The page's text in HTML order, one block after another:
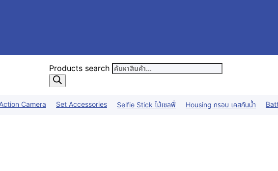
Products search
Action Camera Set Accessories Selfie Stick ไม้เซลฟี่ Housing กรอบ เคสกันน้ำ